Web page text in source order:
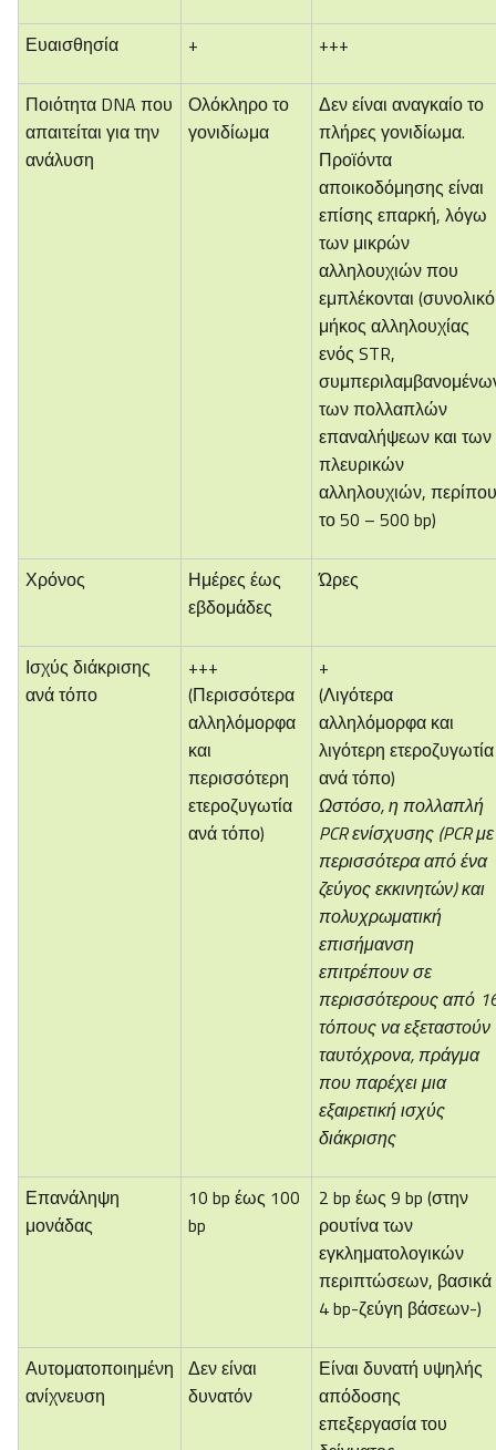
Ευαισθησία + +++
Ποιότητα DNA που
απαιτείται για την
ανάλυση
Ολόκληρο το
γονιδίωμα
Δεν είναι αναγκαίο το
πλήρες γονιδίωμα.
Προϊόντα
αποικοδόμησης είναι
επίσης επαρκή, λόγω
των μικρών
αλληλουχιών που
εμπλέκονται (συνολικό
μήκος αλληλουχίας
ενός STR,
των πολλαπλών
επαναλήψεων και των
πλευρικών
αλληλουχιών, περίπου
το 50 – 500 bp)
Χρόνος
Ημέρες έως
εβδομάδες
Ώρες
Ισχύς διάκρισης
ανά τόπο
+++
(Περισσότερα
αλληλόμορφα
και
περισσότερη
ετεροζυγωτία
ανά τόπο)
+
(Λιγότερα
αλληλόμορφα και
λιγότερη ετεροζυγωτία
ανά τόπο)
Ωστόσο, η πολλαπλή
PCR ενίσχυσης (PCR με
περισσότερα από ένα
ζεύγος εκκινητών) και
πολυχρωματική
επισήμανση
επιτρέπουν σε
περισσότερους από
τόπους να εξεταστούν
ταυτόχρονα, πράγμα
που παρέχει μια
εξαιρετική ισχύς
διάκρισης
Επανάληψη
μονάδας
10 bp έως 100
bp
2 bp έως 9 bp (στην
ρουτίνα των
εγκληματολογικών
περιπτώσεων, βασικά
4 bp-ζεύγη βάσεων-)
Αυτοματοποιημένη
ανίχνευση
Δεν είναι
δυνατόν
Είναι δυνατή υψηλής
απόδοσης
επεξεργασία του